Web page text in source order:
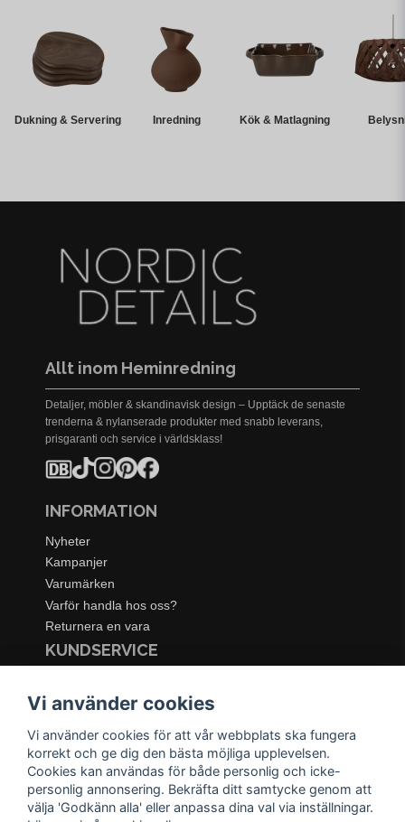
Dukning & Servering Inredning Kök & Matlagning
Allt inom Heminredning
Detaljer, möbler & skandinavisk design – Upptäck de senaste
trenderna & nylanserade produkter med snabb leverans,
prisgaranti och service i världsklass!
INFORMATION
Nyheter
Kampanjer
Varumärken
Varför handla hos oss?
Returnera en vara
KUNDSERVICE
Köpe- & leveransvillkor
Integritetspolicy
Cookies
Retur- & återbetalningspolicy
SORTIMENT
Vi använder cookies
Vi använder cookies för att vår webbplats ska fungera
korrekt och ge dig den bästa möjliga upplevelsen.
Cookies kan användas för både personlig och icke-
personlig annonsering. Bekräfta ditt samtycke genom att
välja 'Godkänn alla' eller anpassa dina val via inställningar.